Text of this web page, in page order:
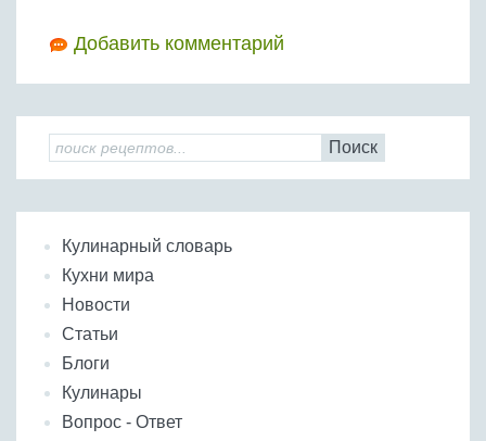
Добавить комментарий
Поиск
Кулинарный словарь
Кухни мира
Новости
Статьи
Блоги
Кулинары
Вопрос - Ответ